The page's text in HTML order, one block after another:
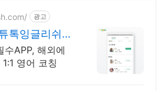
광고
톡잉글리쉬
료 체험
APP, 해외에
영어 코칭